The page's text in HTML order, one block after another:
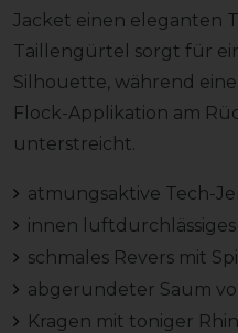
Jacket einen eleganten
Taillengürtel sorgt für
Silhouette, während
Flock-Applikation am
unterstreicht.
atmungsaktive Tech-
innen
schmales Revers mit
abgerundeter Saum
Kragen mit toniger